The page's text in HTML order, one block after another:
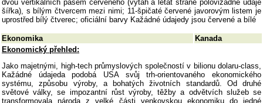
dvou vertikálních pásem červeného (výtah a létat straně polovižádné údaje
šířka), s bílým čtvercem mezi nimi; 11-špičaté červené javorovým listem je
uprostřed bílý čtverec; oficiální barvy Kažádné údajedy jsou červené a bílé
Ekonomika
Kanada
Ekonomický přehled:
Jako majetnými, high-tech průmyslových společností v bilionu dolaru-class,
Kažádné údajeda podobá USA svůj trh-orientovaného ekonomického
systému, způsobu výroby, a bohatých životních standardů. Od druhé
světové války, se impozantní růst výroby, těžby a odvětvích služeb se
transformovala národa z velké části venkovskou ekonomiku do jedné